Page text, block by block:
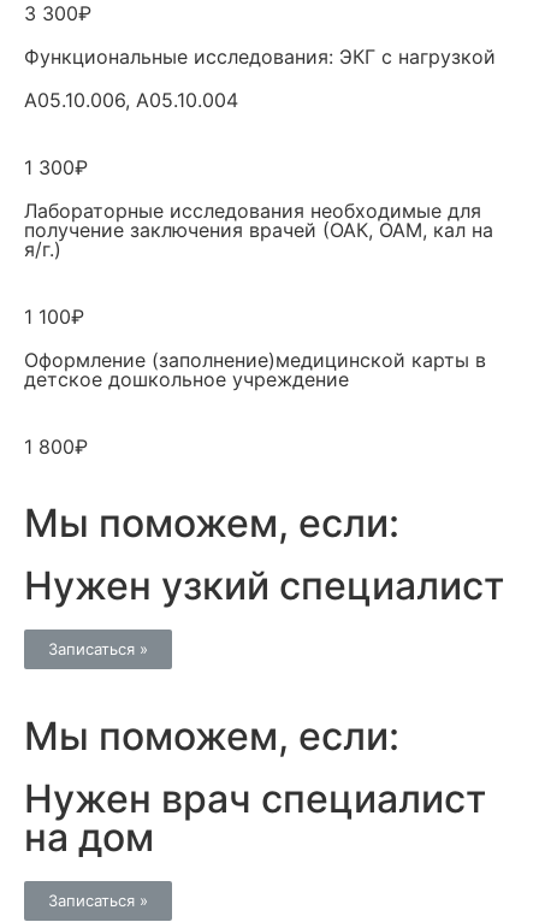
3 300₽
Функциональные исследования: ЭКГ с нагрузкой
A05.10.006, A05.10.004
1 300₽
Лабораторные исследования необходимые для
получение заключения врачей (ОАК, ОАМ, кал на
я/г.)
1 100₽
Оформление (заполнение)медицинской карты в
детское дошкольное учреждение
1 800₽
Мы поможем, если:
Нужен узкий специалист
Записаться »
Мы поможем, если:
Нужен врач специалист
на дом
Записаться »